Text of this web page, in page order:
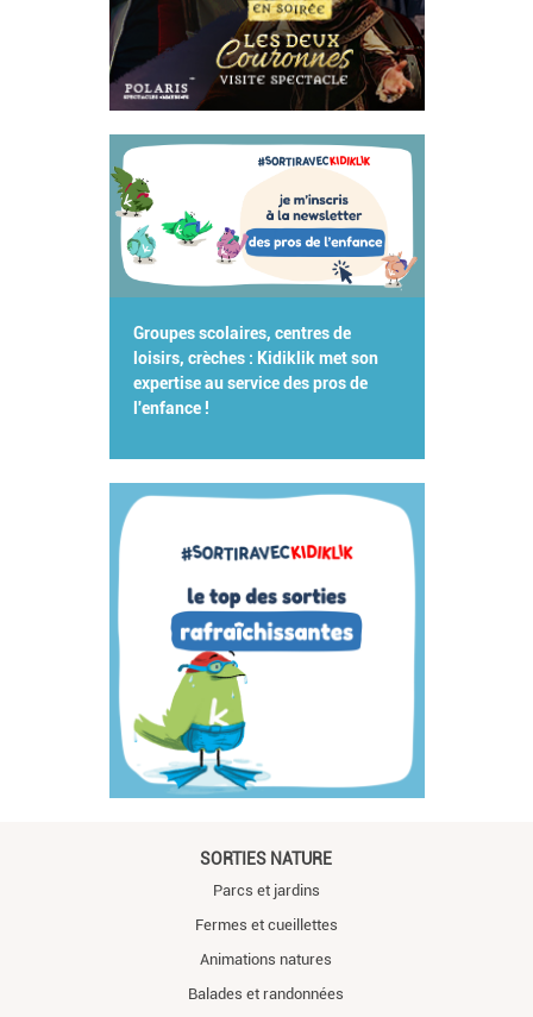
Groupes scolaires, centres de
loisirs, crèches : Kidiklik met son
expertise au service des pros de
l'enfance !
SORTIES NATURE
Parcs et jardins
Fermes et cueillettes
Animations natures
Balades et randonnées